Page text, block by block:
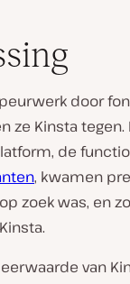
door
ze Kinsta
de
, kwamen
zoek was, en
van